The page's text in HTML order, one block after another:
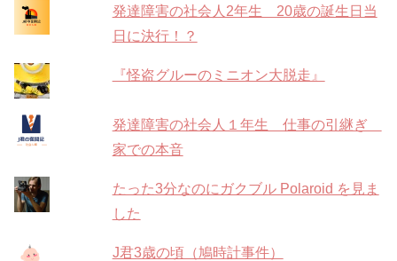
発達障害の社会人2年生 20歳の誕生日当
日に決行！？
『怪盗グルーのミニオン大脱走』
発達障害の社会人１年生 仕事の引継ぎ
家での本音
たった3分なのにガクブル Polaroid を見ま
した
J君3歳の頃（鳩時計事件）